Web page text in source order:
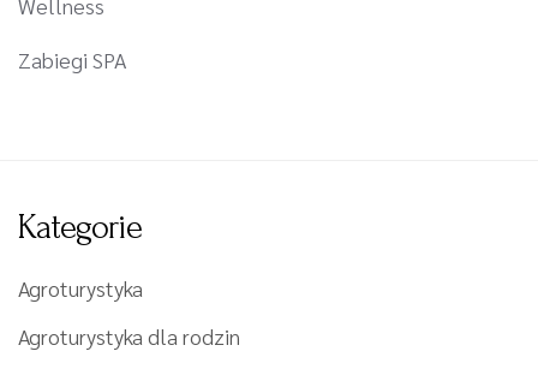
Zabiegi SPA
Kategorie
Agroturystyka
Agroturystyka dla rodzin